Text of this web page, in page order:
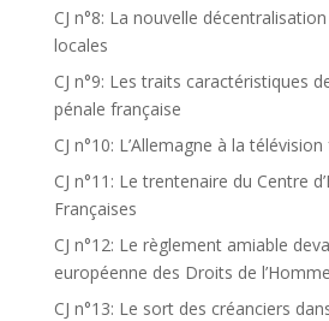
CJ n°8: La nouvelle
locales
CJ n°9: Les traits caractéristiques
pénale française
CJ n°10: L’Allemagne à la
CJ n°11: Le trentenaire du Centre
Françaises
CJ n°12: Le règlement amiable
européenne des Droits de l’Homme
CJ n°13: Le sort des créanciers